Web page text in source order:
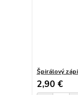
Špirálový
2,90 €